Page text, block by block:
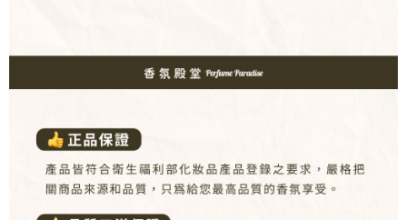
請求用戶進行身份認證。
５．嚴禁一人註冊多個帳號或使用他人資訊註冊。若發現惡意使用之情形，